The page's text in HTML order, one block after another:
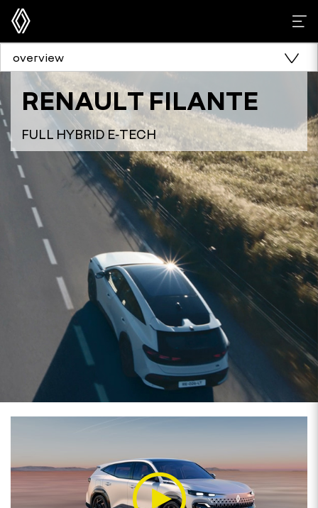
overview
RENAULT FILANTE
FULL HYBRID E‑TECH